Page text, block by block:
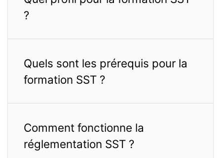
?
Quels sont les prérequis pour la
formation SST ?
Comment fonctionne la
réglementation SST ?